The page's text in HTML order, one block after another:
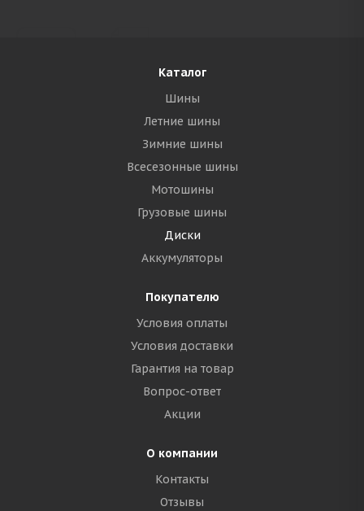
Каталог
Шины
Летние шины
Зимние шины
Всесезонные шины
Мотошины
Грузовые шины
Диски
Аккумуляторы
Покупателю
Условия оплаты
Условия доставки
Гарантия на товар
Вопрос-ответ
Акции
О компании
Контакты
Отзывы